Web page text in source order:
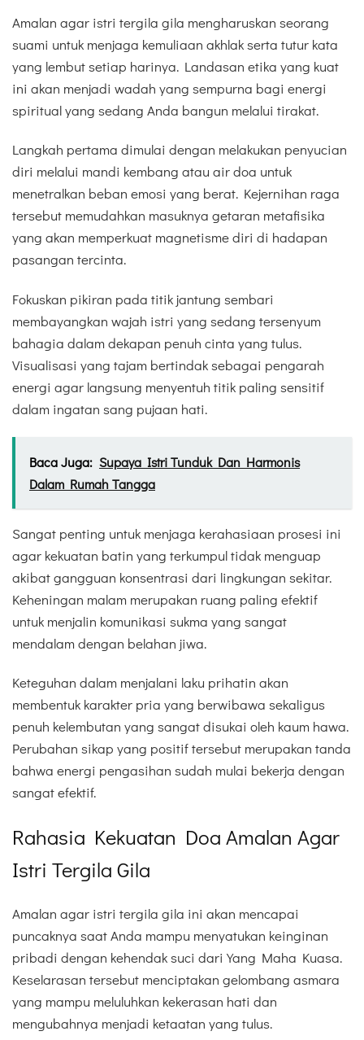
Amalan agar istri tergila gila mengharuskan seorang
suami untuk menjaga kemuliaan akhlak serta tutur kata
yang lembut setiap harinya. Landasan etika yang kuat
ini akan menjadi wadah yang sempurna bagi energi
spiritual yang sedang Anda bangun melalui tirakat.
Langkah pertama dimulai dengan melakukan penyucian
diri melalui mandi kembang atau air doa untuk
menetralkan beban emosi yang berat. Kejernihan raga
tersebut memudahkan masuknya getaran metafisika
yang akan memperkuat magnetisme diri di hadapan
pasangan tercinta.
Fokuskan pikiran pada titik jantung sembari
membayangkan wajah istri yang sedang tersenyum
bahagia dalam dekapan penuh cinta yang tulus.
Visualisasi yang tajam bertindak sebagai pengarah
energi agar langsung menyentuh titik paling sensitif
dalam ingatan sang pujaan hati.
Baca Juga: Supaya Istri Tunduk Dan Harmonis
Dalam Rumah Tangga
Sangat penting untuk menjaga kerahasiaan prosesi ini
agar kekuatan batin yang terkumpul tidak menguap
akibat gangguan konsentrasi dari lingkungan sekitar.
Keheningan malam merupakan ruang paling efektif
untuk menjalin komunikasi sukma yang sangat
mendalam dengan belahan jiwa.
Keteguhan dalam menjalani laku prihatin akan
membentuk karakter pria yang berwibawa sekaligus
penuh kelembutan yang sangat disukai oleh kaum hawa.
Perubahan sikap yang positif tersebut merupakan tanda
bahwa energi pengasihan sudah mulai bekerja dengan
sangat efektif.
Rahasia Kekuatan Doa Amalan Agar
Istri Tergila Gila
Amalan agar istri tergila gila ini akan mencapai
puncaknya saat Anda mampu menyatukan keinginan
pribadi dengan kehendak suci dari Yang Maha Kuasa.
Keselarasan tersebut menciptakan gelombang asmara
yang mampu meluluhkan kekerasan hati dan
mengubahnya menjadi ketaatan yang tulus.